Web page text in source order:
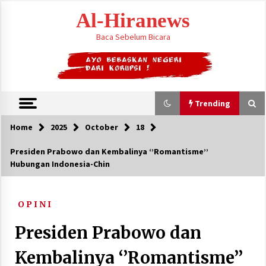
Al-Hiranews
Baca Sebelum Bicara
Trending
Trending
KTT Trilateral : Pemimpim Arab Saudi,
Pakistan dan Turki Bertemu di Jeddah
August 7, 2026
Home 2025 October 18
Presiden Prabowo dan Kembalinya ‘’Romantisme’’
Hubungan Indonesia-Chin
O P I N I
Presiden Prabowo dan
Kembalinya ‘’Romantisme’’